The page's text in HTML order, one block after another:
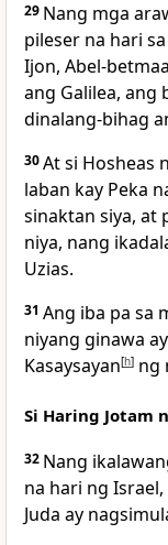
29 Nang mga
pileser na hari
Ijon, Abel-
ang Galilea, ang
dinalang-bihag
30At si Hosheas
laban kay Peka
sinaktan siya, at
niya, nang
Uzias.
31 Ang iba pa sa
niyang ginawa
Kasaysayan[h] ng
Si Haring Jotam
32 Nang
na hari ng
Juda ay